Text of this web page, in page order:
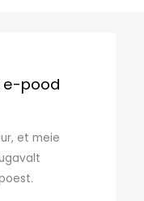
e-pood
et meie